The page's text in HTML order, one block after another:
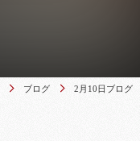
ブログ 2月10日ブログ